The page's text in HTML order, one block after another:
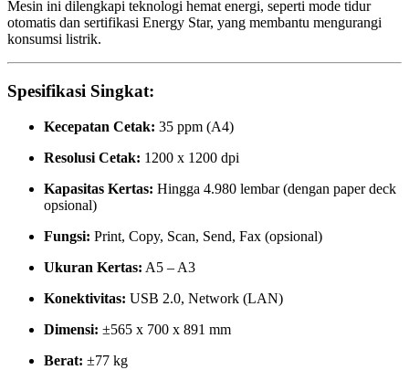
Mesin ini dilengkapi teknologi hemat energi, seperti mode tidur
otomatis dan sertifikasi Energy Star, yang membantu mengurangi
konsumsi listrik.
Spesifikasi Singkat:
Kecepatan Cetak: 35 ppm (A4)
Resolusi Cetak: 1200 x 1200 dpi
Kapasitas Kertas: Hingga 4.980 lembar (dengan paper deck
opsional)
Fungsi: Print, Copy, Scan, Send, Fax (opsional)
Ukuran Kertas: A5 – A3
Konektivitas: USB 2.0, Network (LAN)
Dimensi: ±565 x 700 x 891 mm
Berat: ±77 kg